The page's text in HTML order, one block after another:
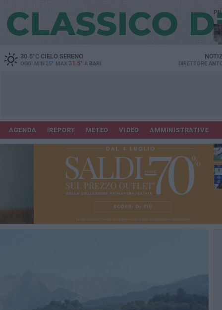
30.5°CCIELO SERENO
OGGI MIN 25° MAX 31.5° A BARI DIRETTORE
AGENDA IREPORT METEO VIDEO AMMINISTRATIVE